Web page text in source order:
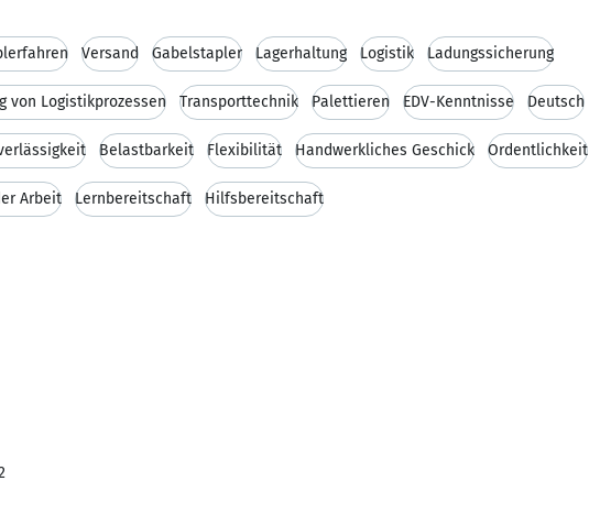
Versand Gabelstapler Lagerhaltung Logistik Ladungssicherung
von Logistikprozessen Transporttechnik Palettieren EDV-Kenntnisse Deutsch
Belastbarkeit Flexibilität Handwerkliches Geschick Ordentlichkeit
Arbeit Lernbereitschaft Hilfsbereitschaft